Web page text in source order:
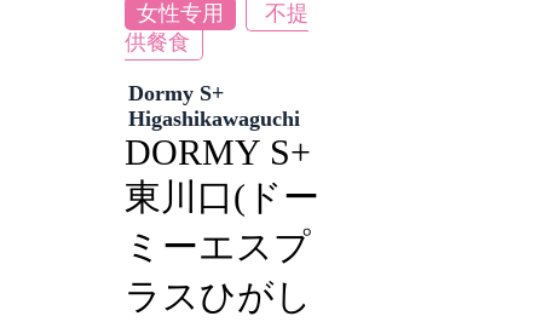
女性专用
不提
供餐食
Dormy S+
Higashikawaguchi
DORMY S+
東川口(ドー
ミーエスプ
ラスひがし